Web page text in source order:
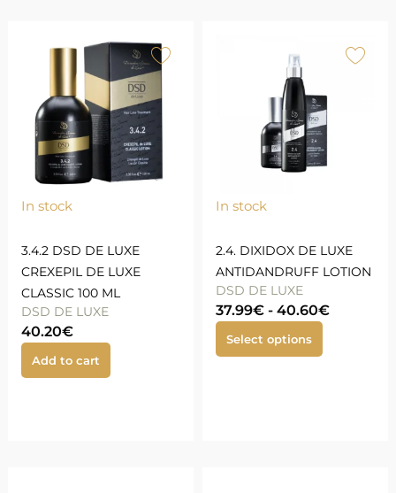
In stock
3.4.2 DSD DE LUXE
CREXEPIL DE LUXE
CLASSIC 100 ML
DSD DE LUXE
40.20€
Add to cart
In stock
2.4. DIXIDOX DE LUXE
ANTIDANDRUFF LOTION
DSD DE LUXE
37.99€ - 40.60€
Select options